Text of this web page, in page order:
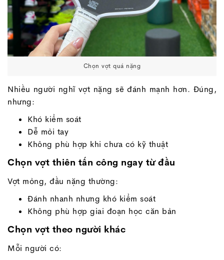
Chọn vợt quá nặng
Nhiều người nghĩ vợt nặng sẽ đánh mạnh hơn. Đúng,
nhưng:
Khó kiểm soát
Dễ mỏi tay
Không phù hợp khi chưa có kỹ thuật
Chọn vợt thiên tấn công ngay từ đầu
Vợt mỏng, đầu nặng thường:
Đánh nhanh nhưng khó kiểm soát
Không phù hợp giai đoạn học căn bản
Chọn vợt theo người khác
Mỗi người có: